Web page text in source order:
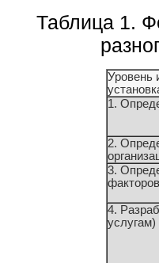
Таблица 1.
Уровень
1.
2.
3.
4.
услугам)